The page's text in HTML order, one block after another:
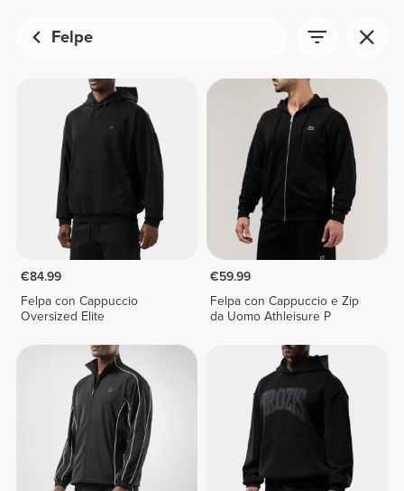
Felpe
€84.99
Felpa con Cappuccio
Oversized Elite
€59.99
Felpa con Cappuccio e Zip
da Uomo Athleisure P